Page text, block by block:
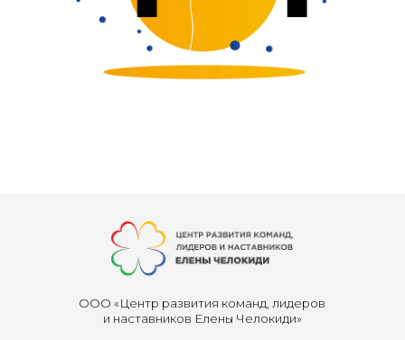
ООО «Центр развития команд, лидеров
и наставников Елены Челокиди»